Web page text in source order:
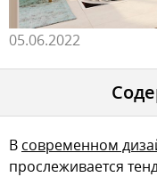
05.06.2022
В современном
прослеживается